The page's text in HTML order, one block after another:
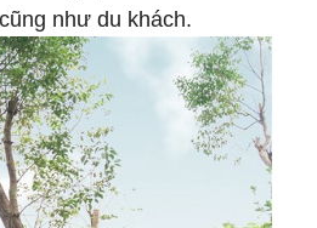
như du khách.